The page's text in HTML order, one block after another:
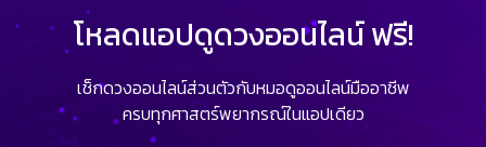
โหลดแอปดูดวงออนไลน์ ฟรี!
เช็กดวงออนไลน์ส่วนตัวกับหมอดูออนไลน์มืออาชีพ
ครบทุกศาสตร์พยากรณ์ในแอปเดียว